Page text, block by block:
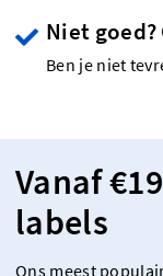
Niet
Ben je niet
Vanaf
labels
Ons meest